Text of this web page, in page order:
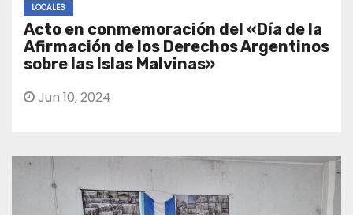
LOCALES
Acto en conmemoración del «Día de la
Afirmación de los Derechos Argentinos
sobre las Islas Malvinas»
Jun 10, 2024